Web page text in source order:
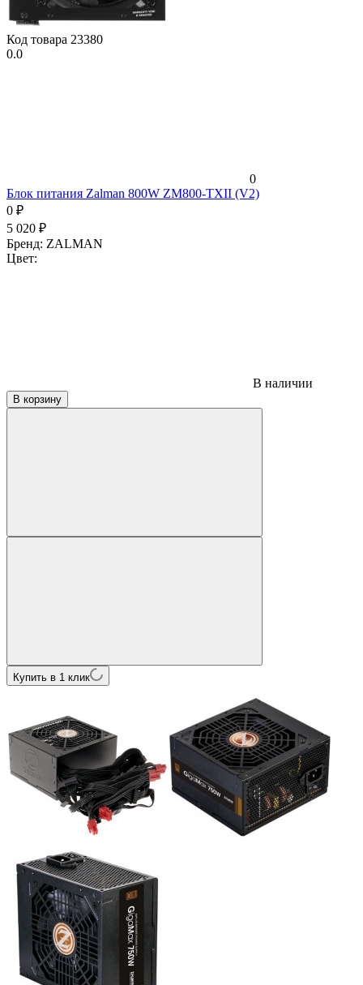
Код товара 23380
0.0
0
Блок питания Zalman 800W ZM800-TXII (V2)
0 ₽
5 020 ₽
Бренд: ZALMAN
Цвет:
В наличии
В корзину
Купить в 1 клик